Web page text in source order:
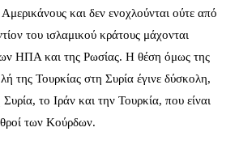
και δεν ενοχλούνται ούτε από
του ισλαμικού κράτους μάχονται
ΗΠΑ και της Ρωσίας. Η θέση όμως της
της Τουρκίας στη Συρία έγινε δύσκολη,
Συρία, το Ιράν και την Τουρκία, που είναι
των Κούρδων.